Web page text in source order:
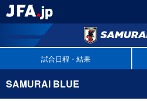
試合日程・結果
SAMURAI BLUE